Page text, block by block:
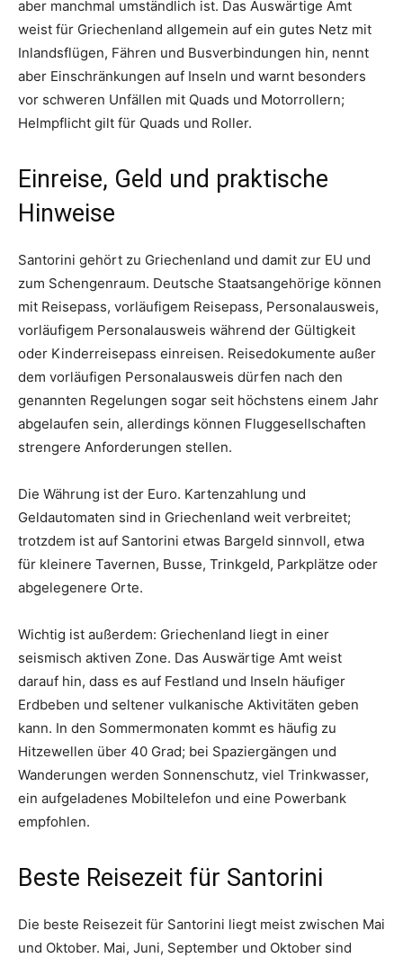
aber manchmal umständlich ist. Das Auswärtige Amt
weist für Griechenland allgemein auf ein gutes Netz mit
Inlandsflügen, Fähren und Busverbindungen hin, nennt
aber Einschränkungen auf Inseln und warnt besonders
vor schweren Unfällen mit Quads und Motorrollern;
Helmpflicht gilt für Quads und Roller.
Einreise, Geld und praktische
Hinweise
Santorini gehört zu Griechenland und damit zur EU und
zum Schengenraum. Deutsche Staatsangehörige können
mit Reisepass, vorläufigem Reisepass, Personalausweis,
vorläufigem Personalausweis während der Gültigkeit
oder Kinderreisepass einreisen. Reisedokumente außer
dem vorläufigen Personalausweis dürfen nach den
genannten Regelungen sogar seit höchstens einem Jahr
abgelaufen sein, allerdings können Fluggesellschaften
strengere Anforderungen stellen.
Die Währung ist der Euro. Kartenzahlung und
Geldautomaten sind in Griechenland weit verbreitet;
trotzdem ist auf Santorini etwas Bargeld sinnvoll, etwa
für kleinere Tavernen, Busse, Trinkgeld, Parkplätze oder
abgelegenere Orte.
Wichtig ist außerdem: Griechenland liegt in einer
seismisch aktiven Zone. Das Auswärtige Amt weist
darauf hin, dass es auf Festland und Inseln häufiger
Erdbeben und seltener vulkanische Aktivitäten geben
kann. In den Sommermonaten kommt es häufig zu
Hitzewellen über 40 Grad; bei Spaziergängen und
Wanderungen werden Sonnenschutz, viel Trinkwasser,
ein aufgeladenes Mobiltelefon und eine Powerbank
empfohlen.
Beste Reisezeit für Santorini
Die beste Reisezeit für Santorini liegt meist zwischen Mai
und Oktober. Mai, Juni, September und Oktober sind